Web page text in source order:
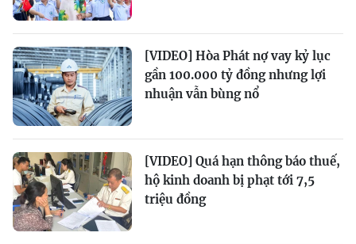
[VIDEO] Hòa Phát nợ vay kỷ lục
gần 100.000 tỷ đồng nhưng lợi
nhuận vẫn bùng nổ
[VIDEO] Quá hạn thông báo thuế,
hộ kinh doanh bị phạt tới 7,5
triệu đồng